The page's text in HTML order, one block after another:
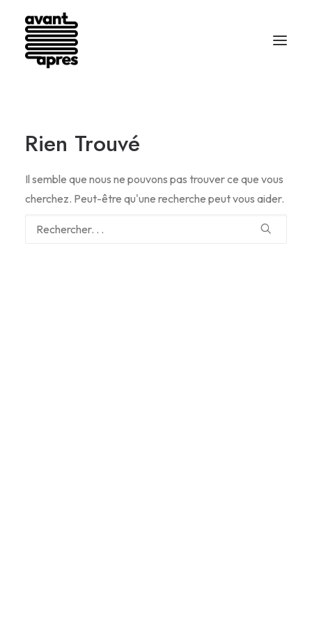
Rien Trouvé
Il semble que nous ne pouvons pas trouver ce que vous
cherchez. Peut-être qu'une recherche peut vous aider.